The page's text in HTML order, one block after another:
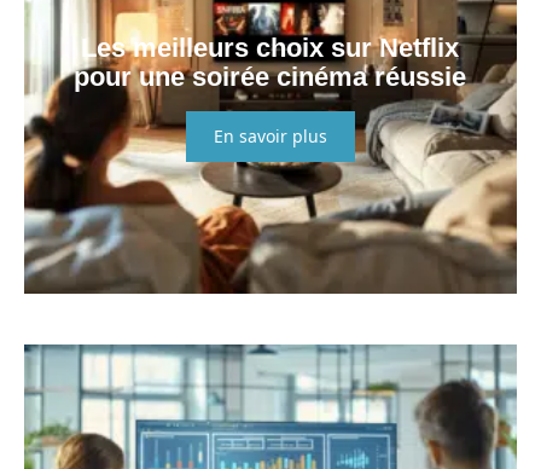
Les meilleurs choix sur Netflix
pour une soirée cinéma réussie
En savoir plus